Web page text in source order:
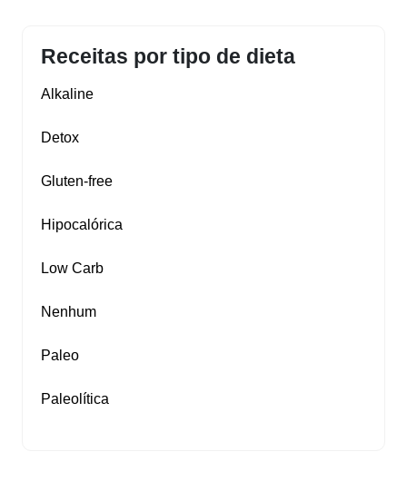
Receitas por tipo de dieta
Alkaline
Detox
Gluten‑free
Hipocalórica
Low Carb
Nenhum
Paleo
Paleolítica